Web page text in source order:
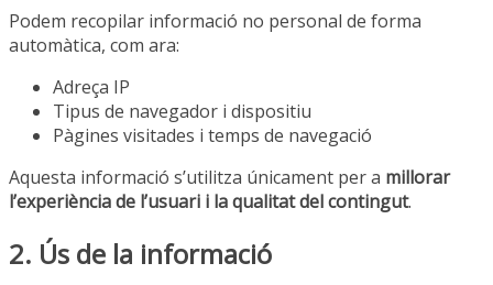
Podem recopilar informació no personal de forma
automàtica, com ara:
Adreça IP
Tipus de navegador i dispositiu
Pàgines visitades i temps de navegació
Aquesta informació s’utilitza únicament per a millorar
l’experiència de l’usuari i la qualitat del contingut.
2. Ús de la informació